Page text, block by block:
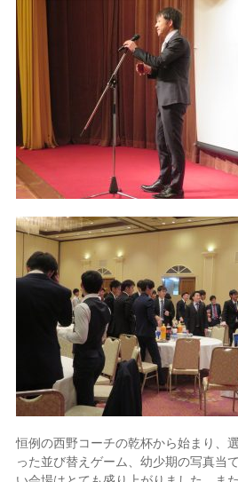
恒例の西野コーチの乾杯から始まり、
った並び替えゲーム、幼少期の写真当